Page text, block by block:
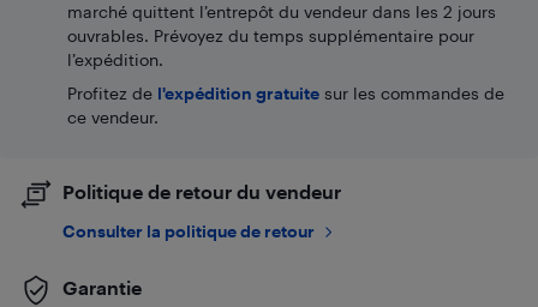
marché quittent l’entrepôt du vendeur dans les 2 jours
ouvrables. Prévoyez du temps supplémentaire pour
l’expédition.
Profitez de l'expédition gratuite sur les commandes de
ce vendeur.
Politique de retour du vendeur
Consulter la politique de retour
Garantie